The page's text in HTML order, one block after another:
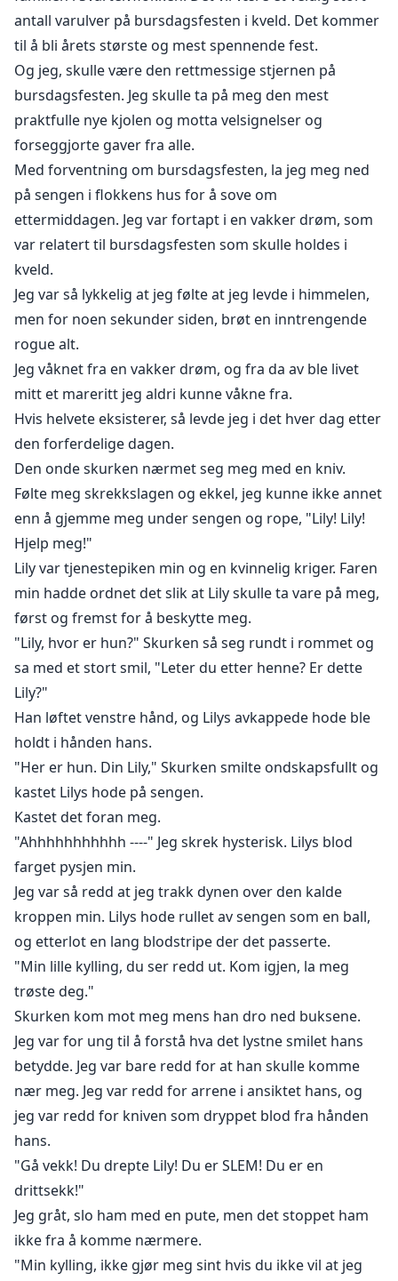
antall varulver på bursdagsfesten i kveld. Det kommer
til å bli årets største og mest spennende fest.
Og jeg, skulle være den rettmessige stjernen på
bursdagsfesten. Jeg skulle ta på meg den mest
praktfulle nye kjolen og motta velsignelser og
forseggjorte gaver fra alle.
Med forventning om bursdagsfesten, la jeg meg ned
på sengen i flokkens hus for å sove om
ettermiddagen. Jeg var fortapt i en vakker drøm, som
var relatert til bursdagsfesten som skulle holdes i
kveld.
Jeg var så lykkelig at jeg følte at jeg levde i himmelen,
men for noen sekunder siden, brøt en inntrengende
rogue alt.
Jeg våknet fra en vakker drøm, og fra da av ble livet
mitt et mareritt jeg aldri kunne våkne fra.
Hvis helvete eksisterer, så levde jeg i det hver dag etter
den forferdelige dagen.
Den onde skurken nærmet seg meg med en kniv.
Følte meg skrekkslagen og ekkel, jeg kunne ikke annet
enn å gjemme meg under sengen og rope, "Lily! Lily!
Hjelp meg!"
Lily var tjenestepiken min og en kvinnelig kriger. Faren
min hadde ordnet det slik at Lily skulle ta vare på meg,
først og fremst for å beskytte meg.
"Lily, hvor er hun?" Skurken så seg rundt i rommet og
sa med et stort smil, "Leter du etter henne? Er dette
Lily?"
Han løftet venstre hånd, og Lilys avkappede hode ble
holdt i hånden hans.
"Her er hun. Din Lily," Skurken smilte ondskapsfullt og
kastet Lilys hode på sengen.
Kastet det foran meg.
"Ahhhhhhhhhhh ----" Jeg skrek hysterisk. Lilys blod
farget pysjen min.
Jeg var så redd at jeg trakk dynen over den kalde
kroppen min. Lilys hode rullet av sengen som en ball,
og etterlot en lang blodstripe der det passerte.
"Min lille kylling, du ser redd ut. Kom igjen, la meg
trøste deg."
Skurken kom mot meg mens han dro ned buksene.
Jeg var for ung til å forstå hva det lystne smilet hans
betydde. Jeg var bare redd for at han skulle komme
nær meg. Jeg var redd for arrene i ansiktet hans, og
jeg var redd for kniven som dryppet blod fra hånden
hans.
"Gå vekk! Du drepte Lily! Du er SLEM! Du er en
drittsekk!"
Jeg gråt, slo ham med en pute, men det stoppet ham
ikke fra å komme nærmere.
"Min kylling, ikke gjør meg sint hvis du ikke vil at jeg